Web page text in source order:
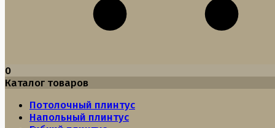
0
Каталог товаров
Потолочный плинтус
Напольный плинтус